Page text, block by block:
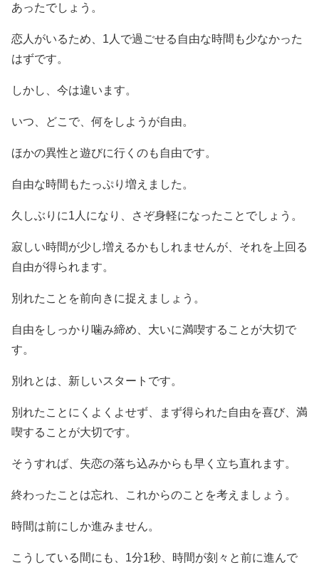
あったでしょう。
恋人がいるため、1人で過ごせる自由な時間も少なかった
はずです。
しかし、今は違います。
いつ、どこで、何をしようが自由。
ほかの異性と遊びに行くのも自由です。
自由な時間もたっぷり増えました。
久しぶりに1人になり、さぞ身軽になったことでしょう。
寂しい時間が少し増えるかもしれませんが、それを上回る
自由が得られます。
別れたことを前向きに捉えましょう。
自由をしっかり噛み締め、大いに満喫することが大切で
す。
別れとは、新しいスタートです。
別れたことにくよくよせず、まず得られた自由を喜び、満
喫することが大切です。
そうすれば、失恋の落ち込みからも早く立ち直れます。
終わったことは忘れ、これからのことを考えましょう。
時間は前にしか進みません。
こうしている間にも、1分1秒、時間が刻々と前に進んで